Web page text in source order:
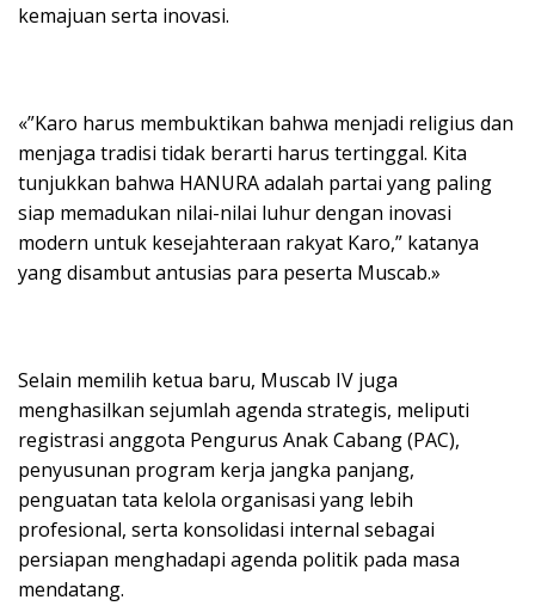
kemajuan serta inovasi.
«”Karo harus membuktikan bahwa menjadi religius dan
menjaga tradisi tidak berarti harus tertinggal. Kita
tunjukkan bahwa HANURA adalah partai yang paling
siap memadukan nilai-nilai luhur dengan inovasi
modern untuk kesejahteraan rakyat Karo,” katanya
yang disambut antusias para peserta Muscab.»
Selain memilih ketua baru, Muscab IV juga
menghasilkan sejumlah agenda strategis, meliputi
registrasi anggota Pengurus Anak Cabang (PAC),
penyusunan program kerja jangka panjang,
penguatan tata kelola organisasi yang lebih
profesional, serta konsolidasi internal sebagai
persiapan menghadapi agenda politik pada masa
mendatang.